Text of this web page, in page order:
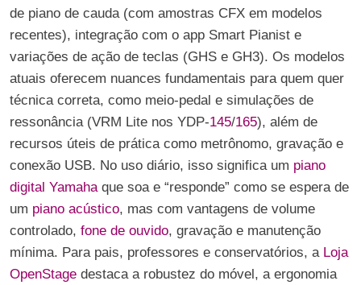
de piano de cauda (com amostras CFX em modelos
recentes), integração com o app Smart Pianist e
variações de ação de teclas (GHS e GH3). Os modelos
atuais oferecem nuances fundamentais para quem quer
técnica correta, como meio-pedal e simulações de
ressonância (VRM Lite nos YDP-145/165), além de
recursos úteis de prática como metrônomo, gravação e
conexão USB. No uso diário, isso significa um piano
digital Yamahaque soa e “responde” como se espera de
um piano acústico, mas com vantagens de volume
controlado, fone de ouvido, gravação e manutenção
mínima. Para pais, professores e conservatórios, aLoja
OpenStage destaca a robustez do móvel, a ergonomia